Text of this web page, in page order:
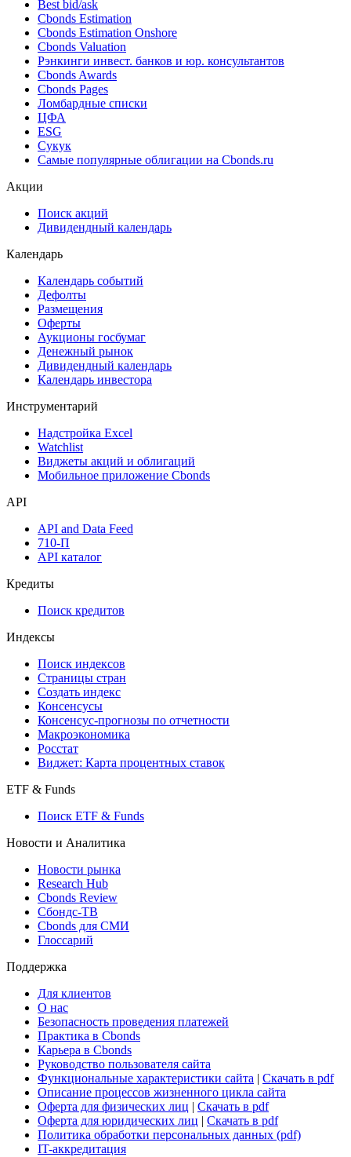
Best bid/ask
Cbonds Estimation
Cbonds Estimation Onshore
Cbonds Valuation
Рэнкинги инвест. банков и юр. консультантов
Cbonds Awards
Cbonds Pages
Ломбардные списки
ЦФА
ESG
Сукук
Самые популярные облигации на Cbonds.ru
Акции
Поиск акций
Дивидендный календарь
Календарь
Календарь событий
Дефолты
Размещения
Оферты
Аукционы госбумаг
Денежный рынок
Дивидендный календарь
Календарь инвестора
Инструментарий
Надстройка Excel
Watchlist
Виджеты акций и облигаций
Мобильное приложение Cbonds
API
API and Data Feed
710-П
API каталог
Кредиты
Поиск кредитов
Индексы
Поиск индексов
Страницы стран
Создать индекс
Консенсусы
Консенсус-прогнозы по отчетности
Макроэкономика
Росстат
Виджет: Карта процентных ставок
ETF & Funds
Поиск ETF & Funds
Новости и Аналитика
Новости рынка
Research Hub
Cbonds Review
Сбондс-ТВ
Cbonds для СМИ
Глоссарий
Поддержка
Для клиентов
О нас
Безопасность проведения платежей
Практика в Cbonds
Карьера в Cbonds
Руководство пользователя сайта
Функциональные характеристики сайта | Скачать в pdf
Описание процессов жизненного цикла сайта
Оферта для физических лиц | Скачать в pdf
Оферта для юридических лиц | Скачать в pdf
Политика обработки персональных данных (pdf)
IT-аккредитация